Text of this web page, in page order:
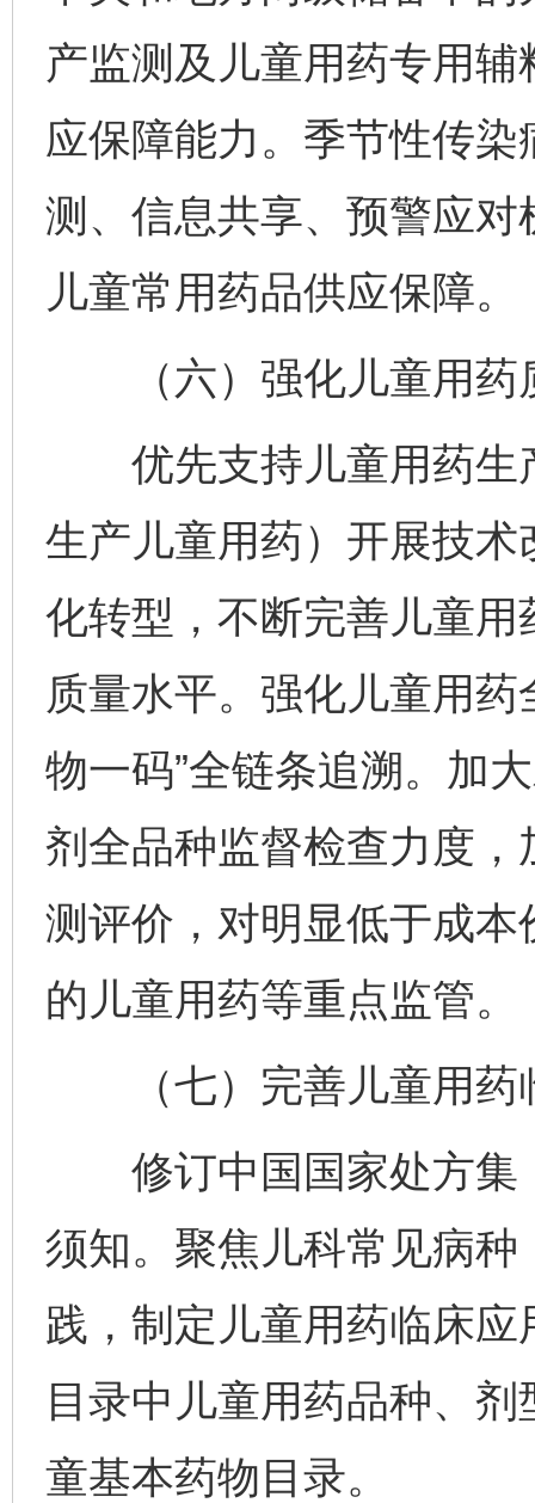
产监测及儿童用药专用
应保障能力。季节性传
测、信息共享、预警应
儿童常用药品供应保障。
（六）强化儿童用药
优先支持儿童用药生
生产儿童用药）开展技
化转型，不断完善儿童
质量水平。强化儿童用
物一码”全链条追溯。加
剂全品种监督检查力度
测评价，对明显低于成
的儿童用药等重点监管。
（七）完善儿童用药
修订中国国家处方集
须知。聚焦儿科常见病
践，制定儿童用药临床
目录中儿童用药品种、
童基本药物目录。